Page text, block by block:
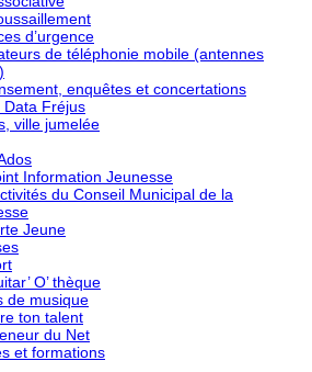
d’urgence
de téléphonie mobile (antennes
enquêtes et concertations
Data Fréjus
ville jumelée
Information Jeunesse
du Conseil Municipal de la
Jeune
O’ thèque
de musique
ton talent
du Net
et formations